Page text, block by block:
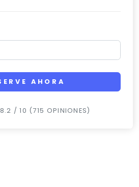
AHORA
/ 10 (715 OPINIONES)